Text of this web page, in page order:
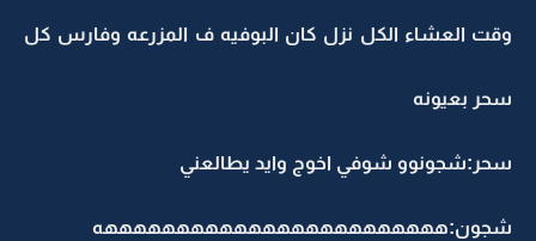
وقت العشاء الكل نزل كان البوفيه ف المزرعه وفارس كل
سحر بعيونه
سحر:شجونوو شوفي اخوج وايد يطالعني
شجون:ههههههههههههههههههههههههه